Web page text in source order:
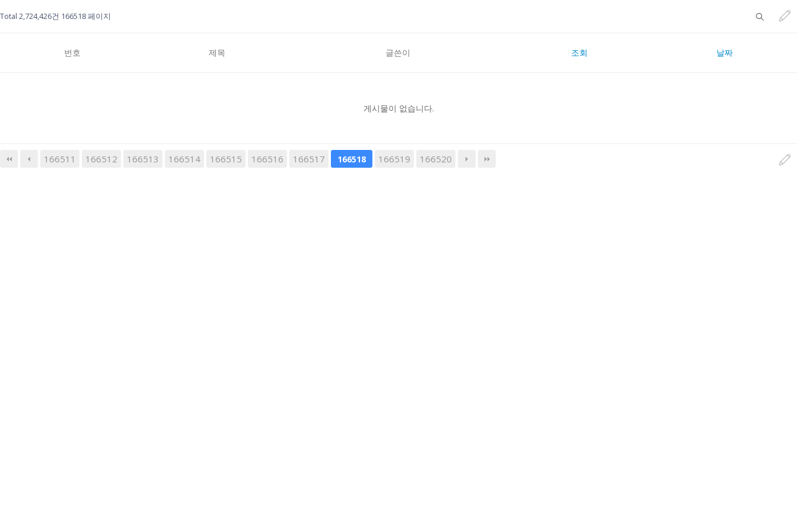
Total 2,724,426건 166518 페이지
번호 제목 글쓴이 조회 날짜
게시물이 없습니다.
166511 166512 166513 166514 166515 166516 166517 166518 166519 166520
다음 맨끝